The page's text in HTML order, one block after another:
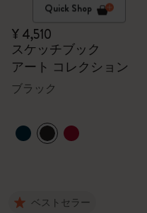
Quick Shop
¥ 4,510
スケッチブック
アート コレクション
ブラック
ベストセラー